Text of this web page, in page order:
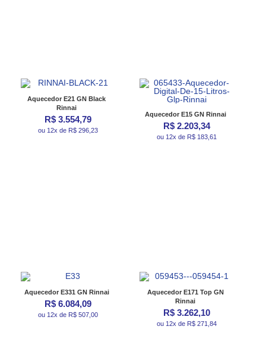
Aquecedor E21 GN Black
Rinnai
R$ 3.554,79
ou 12x de R$ 296,23
Aquecedor E15 GN Rinnai
R$ 2.203,34
ou 12x de R$ 183,61
Aquecedor E331 GN Rinnai
R$ 6.084,09
ou 12x de R$ 507,00
Aquecedor E171 Top GN
Rinnai
R$ 3.262,10
ou 12x de R$ 271,84